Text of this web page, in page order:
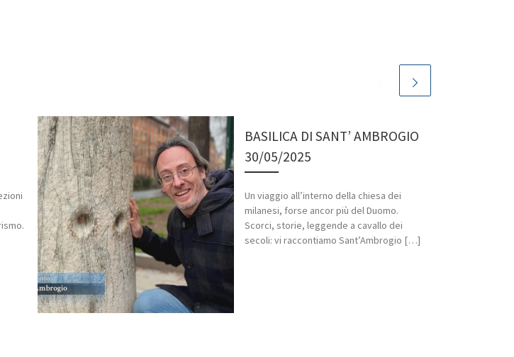
BASILICA DI SANT’ AMBROGIO
30/05/2025
Un viaggio all’interno della chiesa dei
milanesi, forse ancor più del Duomo.
Scorci, storie, leggende a cavallo dei
secoli: vi raccontiamo Sant’Ambrogio […]